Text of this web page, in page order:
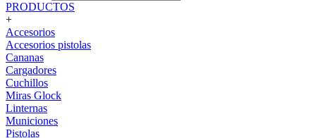
PRODUCTOS
+
Accesorios
Accesorios pistolas
Cananas
Cargadores
Cuchillos
Miras Glock
Linternas
Municiones
Pistolas